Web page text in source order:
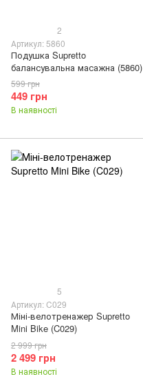
2
Артикул: 5860
Подушка Supretto
балансувальна масажна (5860)
449 грн
599 грн
В наявності
5
Артикул: C029
Міні-велотренажер Supretto
Mini Bike (C029)
2 499 грн
2 999 грн
В наявності